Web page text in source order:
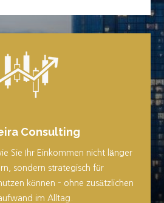
Consulting
Sie Ihr Einkommen nicht länger
sondern strategisch für
können – ohne zusätzlichen
im Alltag.